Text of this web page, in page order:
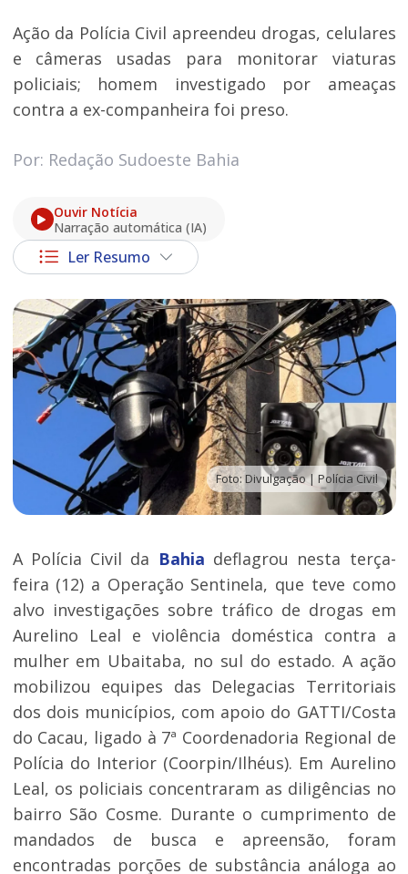
Ação da Polícia Civil apreendeu drogas, celulares
e câmeras usadas para monitorar viaturas
policiais; homem investigado por ameaças
contra a ex-companheira foi preso.
Por: Redação Sudoeste Bahia
Ouvir Notícia
Narração automática (IA)
Ler Resumo
Foto: Divulgação | Polícia Civil
A Polícia Civil da Bahia deflagrou nesta terça-
feira (12) a Operação Sentinela, que teve como
alvo investigações sobre tráfico de drogas em
Aurelino Leal e violência doméstica contra a
mulher em Ubaitaba, no sul do estado. A ação
mobilizou equipes das Delegacias Territoriais
dos dois municípios, com apoio do GATTI/Costa
do Cacau, ligado à 7ª Coordenadoria Regional de
Polícia do Interior (Coorpin/Ilhéus). Em Aurelino
Leal, os policiais concentraram as diligências no
bairro São Cosme. Durante o cumprimento de
mandados de busca e apreensão, foram
encontradas porções de substância análoga ao